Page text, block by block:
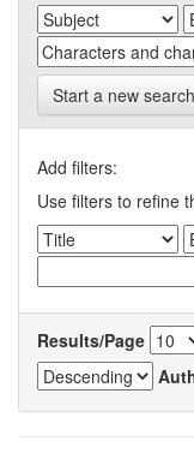
Start a new search
Add filters:
Use filters to refine
Results/Page